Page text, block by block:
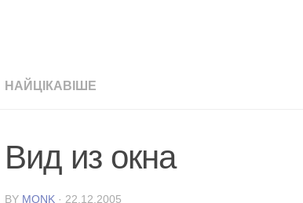
НАЙЦІКАВІШЕ
Вид из окна
BY MONK · 22.12.2005